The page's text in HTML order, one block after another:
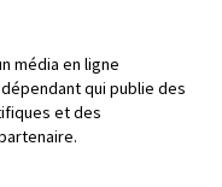
média en ligne
qui publie des
et des